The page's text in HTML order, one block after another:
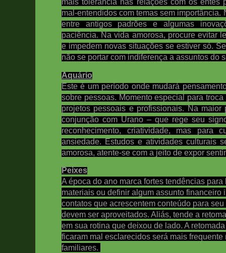
mal-entendidos com temas sem
entre antigos padrões e algumas
paciência. Na vida amorosa, procure evitar
e impedem novas situações se estiver só.
não se portar com indiferença a assuntos do
Aquário
Este é um período onde mudará
sobre pessoas. Momento especial para
projetos pessoais e profissionais. Na
conjunção com Urano – que rege seu
reconhecimento, criatividade, mas para
ansiedade. Estudos e atividades culturais
amorosa, atente-se com a jeito de expor
Peixes
A época do ano marca fortes tendências
materiais ou definir algum assunto financeiro
contatos que acrescentem conteúdo para
devem ser aproveitados. Aliás, tende a
em sua rotina que deixou de lado. A
ficaram mal esclarecidos será mais frequente
familiares.